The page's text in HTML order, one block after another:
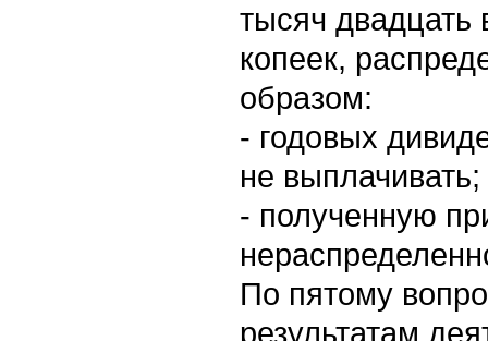
тысяч двадцать
копеек,
образом:
- годовых
не выплачивать;
- полученную
По пятому
результатам